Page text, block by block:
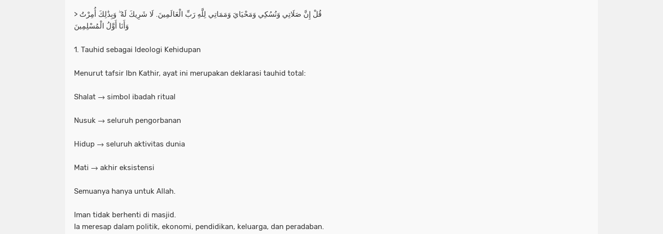
> قُلْ إِنَّ صَلَاتِي وَنُسُكِي وَمَحْيَايَ وَمَمَاتِي لِلَّهِ رَبِّ الْعَالَمِينَ. لَا شَرِيكَ لَهُ ۖ وَبِذَٰلِكَ أُمِرْتُ
وَأَنَا أَوَّلُ الْمُسْلِمِينَ
1. Tauhid sebagai Ideologi Kehidupan
Menurut tafsir Ibn Kathir, ayat ini merupakan deklarasi tauhid total:
Shalat → simbol ibadah ritual
Nusuk → seluruh pengorbanan
Hidup → seluruh aktivitas dunia
Mati → akhir eksistensi
Semuanya hanya untuk Allah.
Iman tidak berhenti di masjid.
Ia meresap dalam politik, ekonomi, pendidikan, keluarga, dan peradaban.